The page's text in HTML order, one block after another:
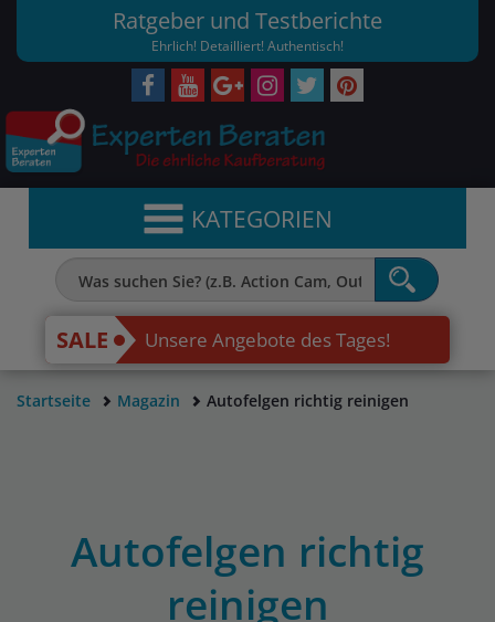
Ratgeber und Testberichte
Ehrlich! Detailliert! Authentisch!
KATEGORIEN
SALE Unsere Angebote des Tages!
Startseite Magazin Autofelgen richtig reinigen
Autofelgen richtig
reinigen